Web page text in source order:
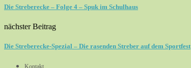
Die Streberecke – Folge 4 – Spuk im Schulhaus
nächster Beitrag
Die Streberecke-Spezial – Die rasenden Streber auf dem Sportfest